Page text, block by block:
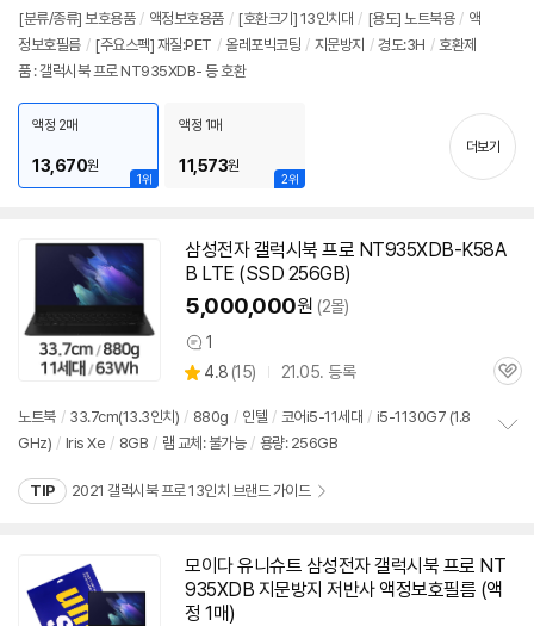
[분류/종류] 보호용품 / 액정보호용품 / [호환크기] 13인치대 / [용도] 노트북용 / 액
정보호필름 / [주요스펙] 재질:PET / 올레포빅코팅 / 지문방지 / 경도:3H / 호환제
품 : 갤럭시북 프로 NT935XDB- 등 호환
1위
액정 2매
13,670원
2위
액정 1매
11,573원
더보기
삼성전자 갤럭시북 프로 NT935XDB-K58A
B LTE (SSD 256GB)
5,000,000원 (2몰)
상
품
견
1
별
점
4.8 (상
리
뷰
15) 21.05. 등록
관
노트북 / 33.7cm(13.3인치) / 880g / 인텔 / 코어i5-11세대 / i5-1130G7 (1.8
GHz) / Iris Xe / 8GB / 램 교체: 불가능 / 용량: 256GB
TIP 2021 갤럭시북 프로 13인치 브랜드 가이드
모이다 유니슈트 삼성전자 갤럭시북 프로 NT
935XDB 지문방지 저반사 액정보호필름 (액
정 1매)